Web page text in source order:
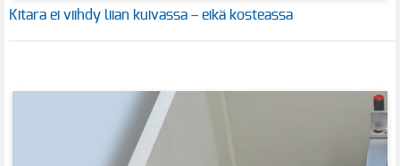
Kitara ei viihdy liian kuivassa – eikä kosteassa